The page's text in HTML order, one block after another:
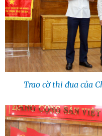
Trao cờ thi đua của